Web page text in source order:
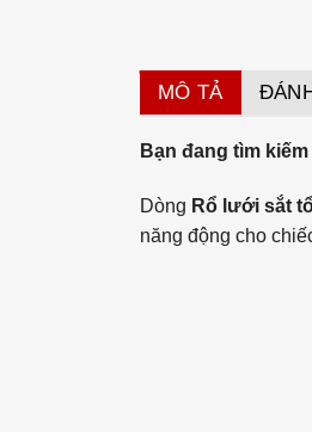
MÔ TẢ
Bạn đang tìm
Dòng Rổ lưới sắt
năng động cho